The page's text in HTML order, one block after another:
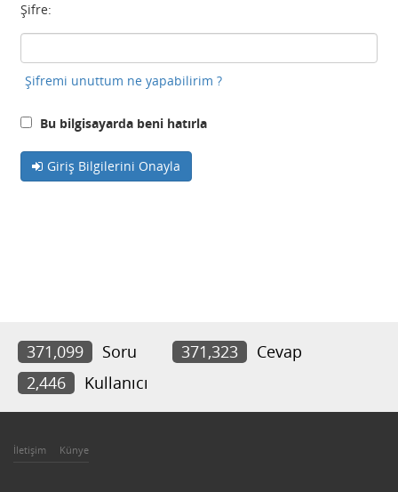
Şifre:
Şifremi unuttum ne yapabilirim ?
Bu bilgisayarda beni hatırla
Giriş Bilgilerini Onayla
371,099 Soru 371,323
Cevap
2,446
Kullanıcı
İletişim Künye